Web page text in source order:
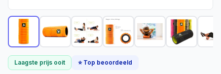
Laagste prijs ooit ⭐ Top beoordeeld